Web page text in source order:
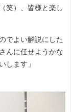
笑）、皆様と楽し
でよい解説にした
んに任せようかな
します」